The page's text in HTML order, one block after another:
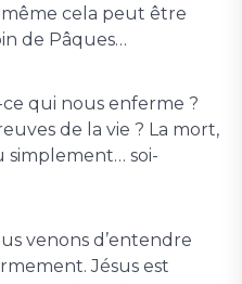
cela peut être
de Pâques…
qui nous enferme ?
de la vie ? La mort,
simplement… soi-
venons d’entendre
Jésus est